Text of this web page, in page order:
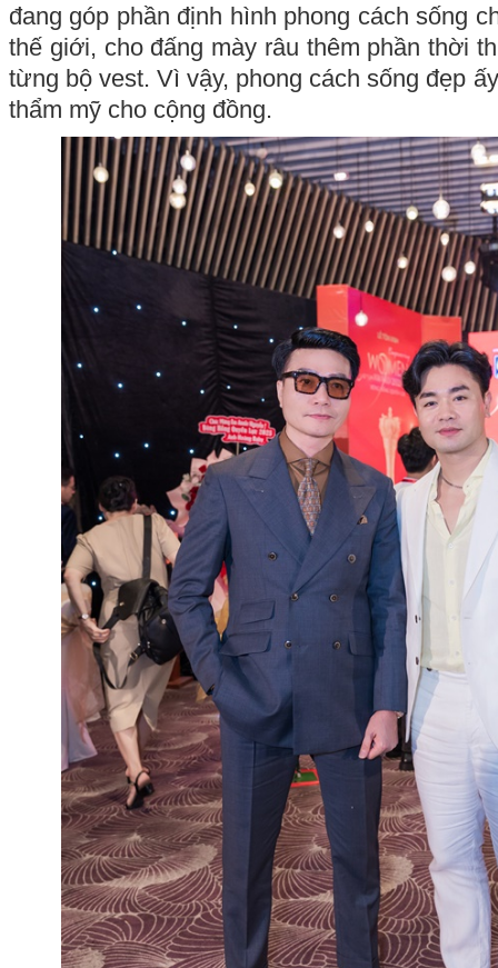
đang góp phần định hình phong cách sống
thế giới, cho đấng mày râu thêm phần thời
từng bộ vest. Vì vậy, phong cách sống đẹp
thẩm mỹ cho cộng đồng.